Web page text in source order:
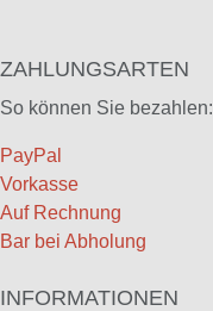
ZAHLUNGSARTEN
So können Sie bezahlen:
PayPal
Vorkasse
Auf Rechnung
Bar bei Abholung
INFORMATIONEN